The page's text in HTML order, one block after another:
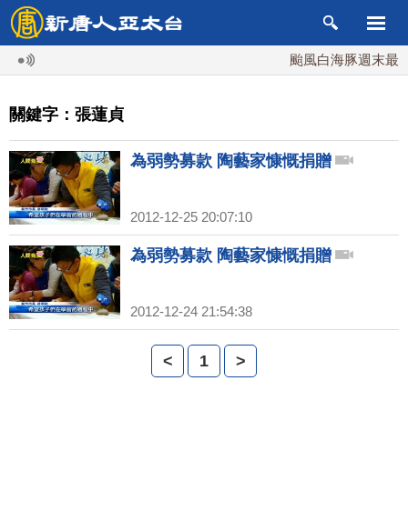
颱風白海豚週末最
關鍵字：張蓮貞
為弱勢募款 陶藝家慷慨捐贈
2012-12-25 20:07:10
為弱勢募款 陶藝家慷慨捐贈
2012-12-24 21:54:38
< 1 >